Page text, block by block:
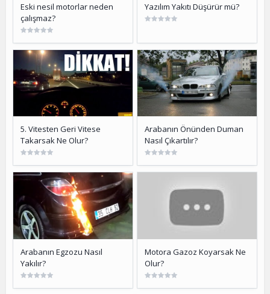
Eski nesil motorlar neden
çalışmaz?
Yazılım Yakıtı Düşürür mü?
5. Vitesten Geri Vitese
Takarsak Ne Olur?
Arabanın Önünden Duman
Nasıl Çıkartılır?
Arabanın Egzozu Nasıl
Yakılır?
Motora Gazoz Koyarsak Ne
Olur?